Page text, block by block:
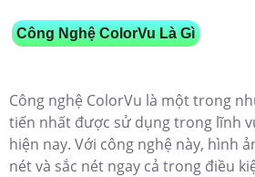
Công Nghệ ColorVu Là Gì
Công nghệ ColorVu là một trong
tiến nhất được sử dụng trong lĩnh
hiện nay. Với công nghệ này, hình
nét và sắc nét ngay cả trong điều